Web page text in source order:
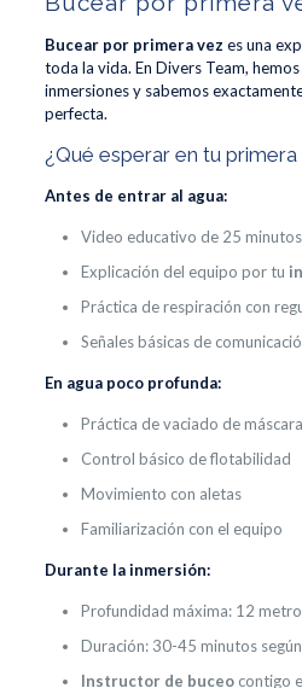
Bucear por primera vez es una
toda la vida. En Divers Team,
inmersiones y sabemos
perfecta.
¿Qué esperar en tu
Antes de entrar al agua:
Video educativo de 25
Explicación del equipo por tu
Práctica de respiración con
Señales básicas de
En agua poco profunda:
Práctica de vaciado de máscara
Control básico de flotabilidad
Movimiento con aletas
Familiarización con el equipo
Durante la inmersión:
Profundidad máxima: 12
Duración: 30-45 minutos
Instructor de buceocontigo